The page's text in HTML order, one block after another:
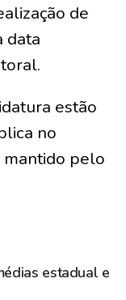
de
data
estão
no
mantido pelo
estadual e